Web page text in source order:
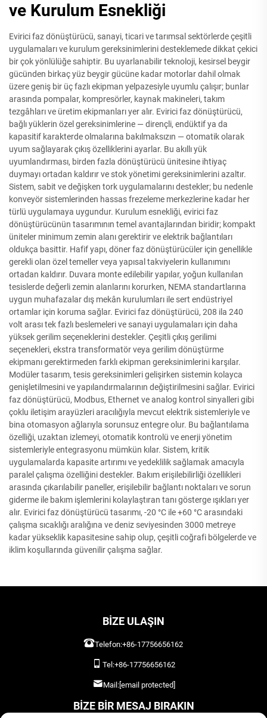
ve Kurulum Esnekliği
Evirici faz dönüştürücü, sanayi, ticari ve tarımsal sektörlerde çeşitli
uygulamaları ve kurulum gereksinimlerini desteklemede dikkat çekici
bir çok yönlülüğe sahiptir. Bu uyarlanabilir teknoloji, kesirsel beygir
gücünden birkaç yüz beygir gücüne kadar motorlar dahil olmak
üzere geniş bir üç fazlı ekipman yelpazesiyle uyumlu çalışır; bunlar
arasında pompalar, kompresörler, kaynak makineleri, takım
tezgâhları ve üretim ekipmanları yer alır. Evirici faz dönüştürücü,
bağlı yüklerin özel gereksinimlerine — dirençli, endüktif ya da
kapasitif karakterde olmalarına bakılmaksızın — otomatik olarak
uyum sağlayarak çıkış özelliklerini ayarlar. Bu akıllı yük
uyumlandırması, birden fazla dönüştürücü ünitesine ihtiyaç
duymayı ortadan kaldırır ve stok yönetimi gereksinimlerini azaltır.
Sistem, sabit ve değişken tork uygulamalarını destekler; bu nedenle
konveyör sistemlerinden hassas frezeleme merkezlerine kadar her
türlü uygulamaya uygundur. Kurulum esnekliği, evirici faz
dönüştürücünün tasarımının temel avantajlarından biridir; kompakt
üniteler minimum zemin alanı gerektirir ve elektrik bağlantıları
oldukça basittir. Hafif yapı, döner faz dönüştürücüler için genellikle
gerekli olan özel temeller veya yapısal takviyelerin kullanımını
ortadan kaldırır. Duvara monte edilebilir yapılar, yoğun kullanılan
tesislerde değerli zemin alanlarını korurken, NEMA standartlarına
uygun muhafazalar dış mekân kurulumları ile sert endüstriyel
ortamlar için koruma sağlar. Evirici faz dönüştürücü, 208 ila 240
volt arası tek fazlı beslemeleri ve sanayi uygulamaları için daha
yüksek gerilim seçeneklerini destekler. Çeşitli çıkış gerilimi
seçenekleri, ekstra transformatör veya gerilim dönüştürme
ekipmanı gerektirmeden farklı ekipman gereksinimlerini karşılar.
Modüler tasarım, tesis gereksinimleri gelişirken sistemin kolayca
genişletilmesini ve yapılandırmalarının değiştirilmesini sağlar. Evirici
faz dönüştürücü, Modbus, Ethernet ve analog kontrol sinyalleri gibi
çoklu iletişim arayüzleri aracılığıyla mevcut elektrik sistemleriyle ve
bina otomasyon ağlarıyla sorunsuz entegre olur. Bu bağlantılama
özelliği, uzaktan izlemeyi, otomatik kontrolü ve enerji yönetim
sistemleriyle entegrasyonu mümkün kılar. Sistem, kritik
uygulamalarda kapasite artırımı ve yedeklilik sağlamak amacıyla
paralel çalışma özelliğini destekler. Bakım erişilebilirliği özellikleri
arasında çıkarılabilir paneller, erişilebilir bağlantı noktaları ve sorun
giderme ile bakım işlemlerini kolaylaştıran tanı gösterge ışıkları yer
alır. Evirici faz dönüştürücü tasarımı, -20 °C ile +60 °C arasındaki
çalışma sıcaklığı aralığına ve deniz seviyesinden 3000 metreye
kadar yükseklik kapasitesine sahip olup, çeşitli coğrafi bölgelerde ve
iklim koşullarında güvenilir çalışma sağlar.
BIZE ULAŞIN
Telefon:+86-17756656162
Tel:+86-17756656162
Mail:[email protected]
BIZE BIR MESAJ BIRAKIN